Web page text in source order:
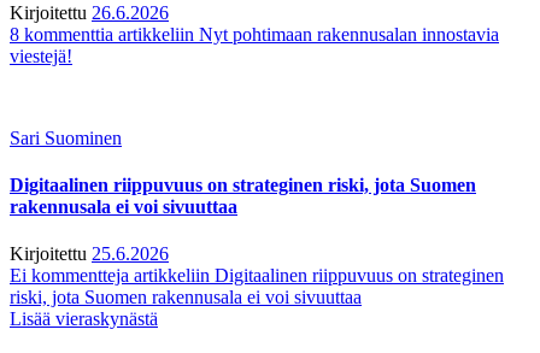
Kirjoitettu 26.6.2026
8 kommenttia artikkeliin Nyt pohtimaan rakennusalan innostavia
viestejä!
Sari Suominen
Digitaalinen riippuvuus on strateginen riski, jota Suomen
rakennusala ei voi sivuuttaa
Kirjoitettu 25.6.2026
Ei kommentteja artikkeliin Digitaalinen riippuvuus on strateginen
riski, jota Suomen rakennusala ei voi sivuuttaa
Lisää vieraskynästä